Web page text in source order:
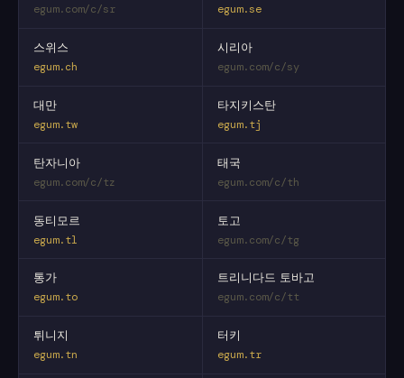
egum.com/c/sr egum.se
스위스
egum.ch
시리아
egum.com/c/sy
대만
egum.tw
타지키스탄
egum.tj
탄자니아
egum.com/c/tz
태국
egum.com/c/th
동티모르
egum.tl
토고
egum.com/c/tg
통가
egum.to
트리니다드 토바고
egum.com/c/tt
튀니지
egum.tn
터키
egum.tr